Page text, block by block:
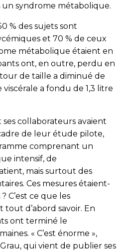
syndrome métabolique.
% des sujets sont
et 70 % de ceux
métabolique étaient en
ont, en outre, perdu en
de taille a diminué de
viscérale a fondu de 1,3 litre
ses collaborateurs avaient
de leur étude pilote,
comprenant un
intensif, de
mais surtout des
Ces mesures étaient-
C’est ce que les
d’abord savoir. En
ont terminé le
« C’est énorme »,
qui vient de publier ses